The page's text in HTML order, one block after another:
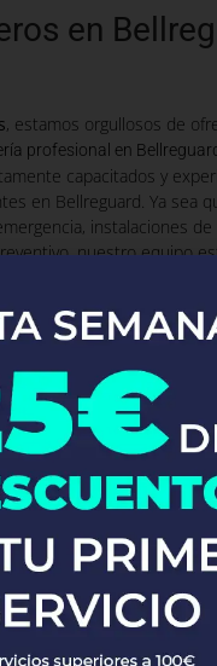
en
, estamos orgullosos de
profesional en
capacitados y
en Bellreguard. Ya sea
instalaciones
nuestro equipo